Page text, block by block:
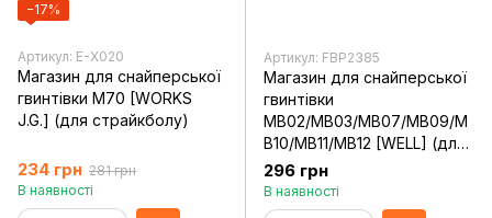
−17%
Артикул: E-X020
Магазин для снайперської
гвинтівки M70 [WORKS
J.G.] (для страйкболу)
234 грн 281 грн
В наявності
Артикул: FBP2385
Магазин для снайперської
гвинтівки
MB02/MB03/MB07/MB09/M
B10/MB11/MB12 [WELL] (для
страйкболу)
296 грн
В наявності